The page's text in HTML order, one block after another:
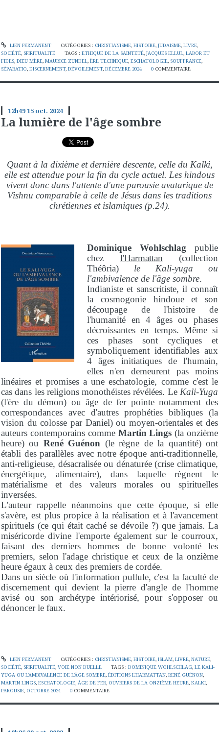
LIEN PERMANENT CATÉGORIES : CHRISTIANISME, HISTOIRE, JUDAISME, LIVRE,
SOCIÉTÉ, SPIRITUALITÉ TAGS :ETHIQUE DE LA SAINTETÉ,JACQUES ELLUL,LABOR ET
FIDES, DIEU MÈRE, MAURICE ZUNDEL, ÈRE TECHNIQUE, ESCHATOLOGIE, SOUFFRANCE,
SÉPARATIO, DISCERNEMENT, DÉVOILEMENT, DÉCEMBRE 2024 0 COMMENTAIRE
12h4915 oct. 2024
La lumière de l'âge sombre
Quant à la dixième et dernière descente, celle du Kalki,
elle est attendue pour la fin du cycle actuel. Les hindous
vivent donc dans l'attente d'une parousie avatarique de
Vishnu comparable à celle de Jésus dans les traditions
chrétiennes et islamiques (p.24).
Dominique Wohlschlag publie
chez l'Harmattan (collection
Théôria) le Kali-yuga ou
l'ambivalence de l'âge sombre.
Indianiste et sanscritiste, il connaît
la cosmogonie hindoue et son
découpage de l'histoire de
l'humanité en 4 âges ou phases
décroissantes en temps. Même si
ces phases sont cycliques et
symboliquement identifiables aux
4 âges initiatiques de l'humain,
elles n'en demeurent pas moins
linéaires et promises a une eschatologie, comme c'est le
cas dans les religions monothéistes révélées. Le Kali-Yuga
(l'ère du démon) ou âge de fer pointe notamment des
correspondances avec d'autres prophéties bibliques (la
vision du colosse par Daniel) ou moyen-orientales et des
auteurs contemporains comme Martin Lings (la onzième
heure) ou René Guénon (le règne de la quantité) ont
établi des parallèles avec notre époque anti-traditionnelle,
anti-religieuse, désacralisée ou dénaturée (crise climatique,
énergétique, alimentaire), dans laquelle règnent le
matérialisme et des valeurs morales ou spirituelles
inversées.
L'auteur rappelle néanmoins que cette époque, si elle
s'avère, est plus propice à la réalisation et à l'avancement
spirituels (ce qui était caché se dévoile ?) que jamais. La
miséricorde divine l'emporte également sur le courroux,
faisant des derniers hommes de bonne volonté les
premiers, selon l'adage christique et ceux de la onzième
heure égaux à ceux des premiers de cordée.
Dans un siècle où l'information pullule, c'est la faculté de
discernement qui devient la pierre d'angle de l'homme
avisé ou son archétype intériorisé, pour s'opposer ou
dénoncer le faux.
LIEN PERMANENT CATÉGORIES : CHRISTIANISME, HISTOIRE, ISLAM, LIVRE, NATURE,
SOCIÉTÉ SPIRITUALITÉ VOIE NON DUELLE TAGS :DOMINIQUE WOHLSCHLAG ,LE KALI-
YUGA OU L'AMBIVALENCE DE L'ÂGE SOMBRE ÉDITIONS L'HARMATTAN RENÉ GUÉNON
MARTIN LINGS ESCHATOLOGIE ÂGE DE FER OUVRIERS DE LA ONZIÈME HEURE KALKI
PAROUSIE OCTOBRE 2024 0 COMMENTAIRE